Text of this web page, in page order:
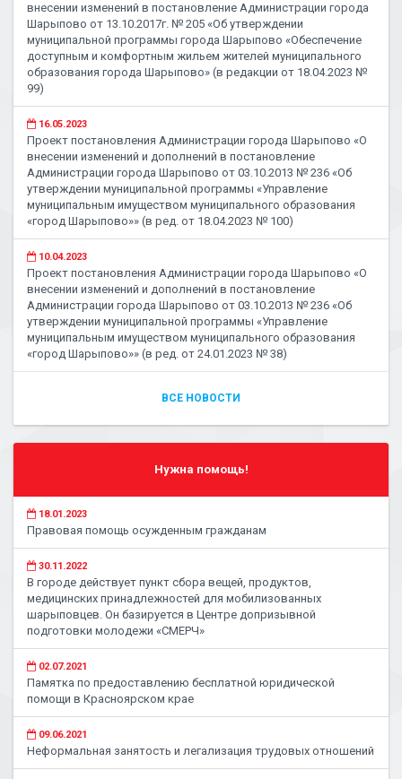
внесении изменений в постановление Администрации города
Шарыпово от 13.10.2017г. № 205 «Об утверждении
муниципальной программы города Шарыпово «Обеспечение
доступным и комфортным жильем жителей муниципального
образования города Шарыпово» (в редакции от 18.04.2023 №
99)
16.05.2023
Проект постановления Администрации города Шарыпово «О
внесении изменений и дополнений в постановление
Администрации города Шарыпово от 03.10.2013 № 236 «Об
утверждении муниципальной программы «Управление
муниципальным имуществом муниципального образования
«город Шарыпово»» (в ред. от 18.04.2023 № 100)
10.04.2023
Проект постановления Администрации города Шарыпово «О
внесении изменений и дополнений в постановление
Администрации города Шарыпово от 03.10.2013 № 236 «Об
утверждении муниципальной программы «Управление
муниципальным имуществом муниципального образования
«город Шарыпово»» (в ред. от 24.01.2023 № 38)
ВСЕ НОВОСТИ
Нужна помощь!
18.01.2023
Правовая помощь осужденным гражданам
30.11.2022
В городе действует пункт сбора вещей, продуктов,
медицинских принадлежностей для мобилизованных
шарыповцев. Он базируется в Центре допризывной
подготовки молодежи «СМЕРЧ»
02.07.2021
Памятка по предоставлению бесплатной юридической
помощи в Красноярском крае
09.06.2021
Неформальная занятость и легализация трудовых отношений